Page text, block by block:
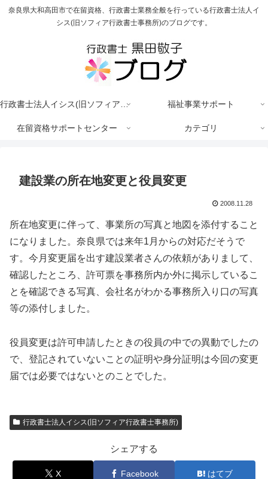
奈良県大和高田市で在留資格、行政書士業務全般を行っている行政書士法人イ
シス(旧ソフィア行政書士事務所)のブログです。
行政書士法人イシス(旧ソフィア行政書士事務所) 福祉事業サポート
在留資格サポートセンター カテゴリ
建設業の所在地変更と役員変更
2008.11.28
所在地変更に伴って、事業所の写真と地図を添付すること
になりました。奈良県では来年1月からの対応だそうで
す。今月変更届を出す建設業者さんの依頼がありまして、
確認したところ、許可票を事務所内か外に掲示しているこ
とを確認できる写真、会社名がわかる事務所入り口の写真
等の添付しました。
役員変更は許可申請したときの役員の中での異動でしたの
で、登記されていないことの証明や身分証明は今回の変更
届では必要ではないとのことでした。
行政書士法人イシス(旧ソフィア行政書士事務所)
シェアする
X Facebook はてブ